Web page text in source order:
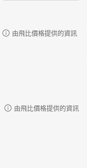
由飛比價格提供的資訊
由飛比價格提供的資訊